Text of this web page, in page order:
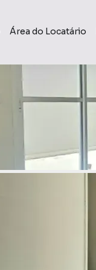
Área do Locatário